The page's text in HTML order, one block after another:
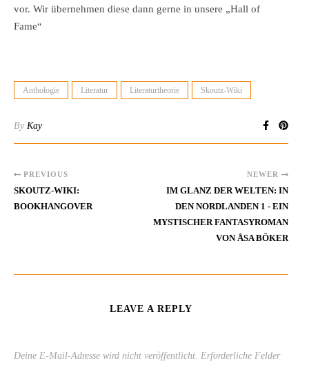
vor. Wir übernehmen diese dann gerne in unsere „Hall of
Fame“
Anthologie Literatur Literaturtheorie Skoutz-Wiki
By Kay
PREVIOUS
SKOUTZ-WIKI:
BOOKHANGOVER
NEWER
IM GLANZ DER WELTEN: IN
DEN NORDLANDEN 1 - EIN
MYSTISCHER FANTASYROMAN
VON ÅSA BÖKER
LEAVE A REPLY
Deine E-Mail-Adresse wird nicht veröffentlicht. Erforderliche Felder